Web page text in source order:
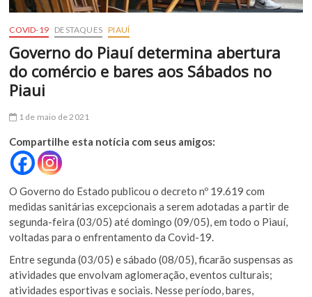
COVID-19 DESTAQUES PIAUÍ
Governo do Piauí determina abertura
do comércio e bares aos Sábados no
Piaui
1 de maio de 2021
Compartilhe esta notícia com seus amigos:
O Governo do Estado publicou o decreto nº 19.619 com
medidas sanitárias excepcionais a serem adotadas a partir de
segunda-feira (03/05) até domingo (09/05), em todo o Piauí,
voltadas para o enfrentamento da Covid-19.
Entre segunda (03/05) e sábado (08/05), ficarão suspensas as
atividades que envolvam aglomeração, eventos culturais;
atividades esportivas e sociais. Nesse período, bares,